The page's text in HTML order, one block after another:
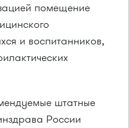
помещение
и воспитанников,
штатные
России